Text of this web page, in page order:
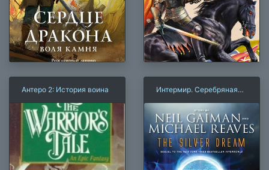
Антеро 2: История воина
Интермир. Серебряная